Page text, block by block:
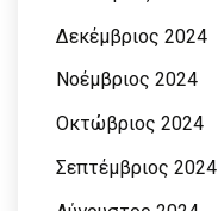
Δεκέμβριος 2024
Νοέμβριος 2024
Οκτώβριος 2024
Σεπτέμβριος 2024